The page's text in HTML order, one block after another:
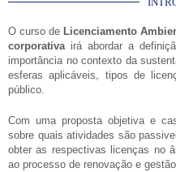
O curso de Licenciamento
corporativairá abordar a
importância no contexto da
esferas aplicáveis, tipos de
público.
Com uma proposta objetiva e
sobre quais atividades são
obter as respectivas licenças no
ao processo de renovação e